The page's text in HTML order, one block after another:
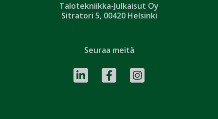
Talotekniikka-Julkaisut Oy
Sitratori 5, 00420 Helsinki
Seuraa meitä